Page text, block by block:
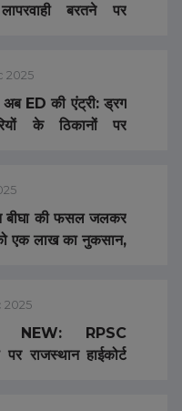
बरतने पर
2025
ED की एंट्री: ड्रग
के ठिकानों पर
बीघा की फसल जलकर
एक लाख का नुकसान,
2025
NEW: RPSC
राजस्थान हाईकोर्ट